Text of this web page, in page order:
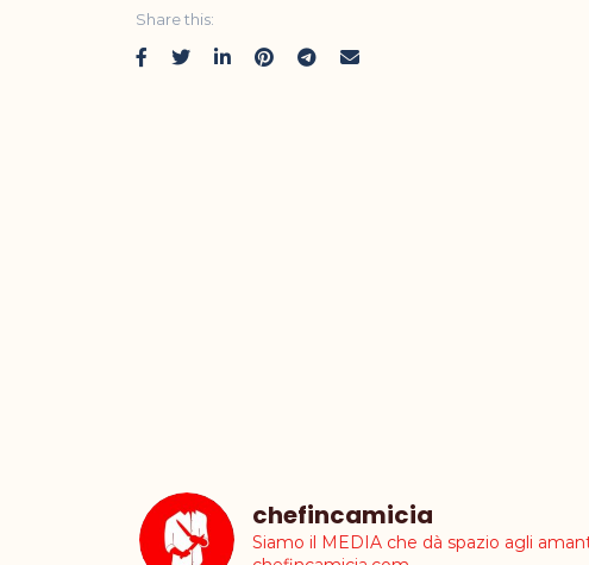
Share this:
chefincamicia
Siamo il MEDIA che dà spazio agli